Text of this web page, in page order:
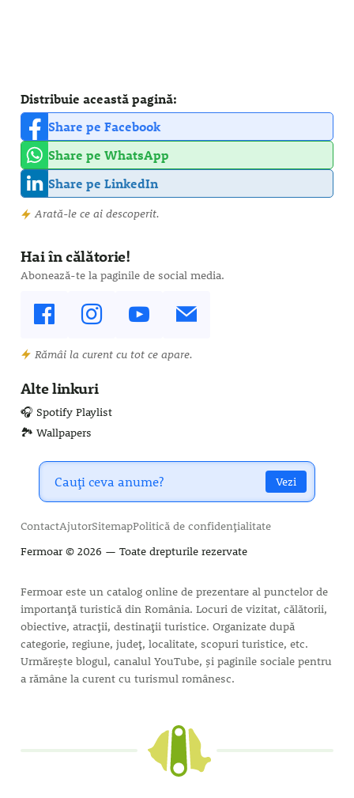
Distribuie această pagină:
Share pe Facebook
Share pe WhatsApp
Share pe LinkedIn
Arată-le ce ai descoperit.
Hai în călătorie!
Abonează-te la paginile de social media.
Rămâi la curent cu tot ce apare.
Alte linkuri
🎧 Spotify Playlist
🏞️ Wallpapers
Vezi
ContactAjutorSitemapPolitică de confidențialitate
Fermoar© 2026 — Toate drepturile rezervate
Fermoar este un catalog online de prezentare al punctelor de
importanță turistică din România. Locuri de vizitat, călătorii,
obiective, atracții, destinații turistice. Organizate după
categorie, regiune, județ, localitate, scopuri turistice, etc.
Urmărește blogul, canalul YouTube, și paginile sociale pentru
a rămâne la curent cu turismul românesc.